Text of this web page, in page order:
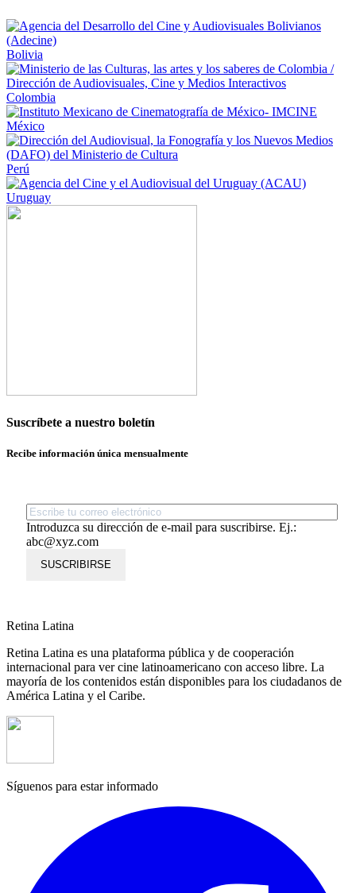
Bolivia
Colombia
México
Perú
Uruguay
Suscríbete a nuestro boletín
Recibe información única mensualmente
Introduzca su dirección de e-mail para suscribirse. Ej.:
abc@xyz.com
SUSCRIBIRSE
Retina Latina
Retina Latina es una plataforma pública y de cooperación
internacional para ver cine latinoamericano con acceso libre. La
mayoría de los contenidos están disponibles para los ciudadanos de
América Latina y el Caribe.
Síguenos para estar informado